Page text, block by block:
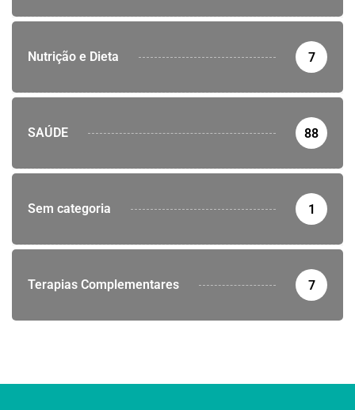
Nutrição e Dieta 7
SAÚDE 88
Sem categoria 1
Terapias Complementares 7